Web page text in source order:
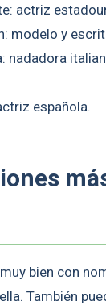
actriz
modelo y
nadadora
española.
bien con
También